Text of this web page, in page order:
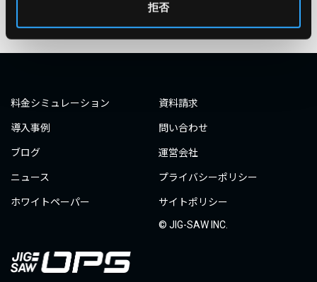
拒否
料金シミュレーション
導入事例
ブログ
ニュース
ホワイトペーパー
資料請求
問い合わせ
運営会社
プライバシーポリシー
サイトポリシー
© JIG-SAW INC.